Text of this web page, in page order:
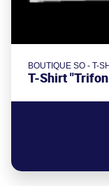
BOUTIQUE SO - T-
T-Shirt